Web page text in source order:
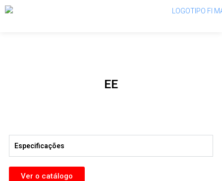
EE
Especificações
Ver o catálogo